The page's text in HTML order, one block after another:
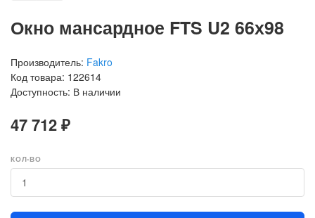
Окно мансардное FTS U2 66х98
Производитель: Fakro
Код товара: 122614
Доступность: В наличии
47 712 ₽
КОЛ-ВО